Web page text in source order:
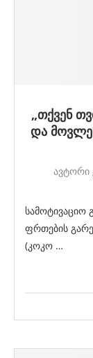
„თქვენ
და
ავტორი
სამოტივაციო
ფრთების
(კოკო …